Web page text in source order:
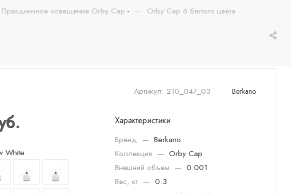
Праздничное освещение Orby Cap — Orby Cap 6 белого цвета
Артикул: 210_047_03 Berkano
White
Характеристики
Бренд — Berkano
Коллекция — Orby Cap
Внешний объем — 0.001
Вес, кг — 0.3